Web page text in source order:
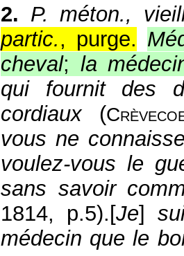
2. P. méton.,
partic., purge.
cheval; la
qui fournit des
cordiaux(
vous ne
voulez-vous le
sans savoir
1814, p.5). [Je]
médecin que le